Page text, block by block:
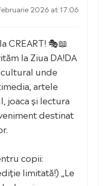
2026 at 17:06
CREART! 🎭📖
la Ziua DA!DA
unde
artele
joaca și lectura
destinat
copii:
limitată!) „Le